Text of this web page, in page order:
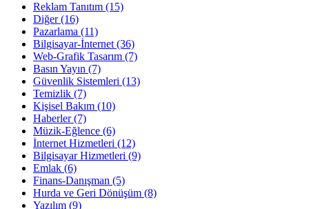
Reklam Tanıtım (15)
Diğer(16)
Pazarlama (11)
Bilgisayar-İnternet (36)
Web-Grafik Tasarım (7)
Basın Yayın (7)
Güvenlik Sistemleri (13)
Temizlik (7)
Kişisel Bakım (10)
Haberler(7)
Müzik-Eğlence (6)
İnternet Hizmetleri (12)
Bilgisayar Hizmetleri (9)
Emlak (6)
Finans-Danışman (5)
Hurda ve Geri Dönüşüm (8)
Yazılım (9)